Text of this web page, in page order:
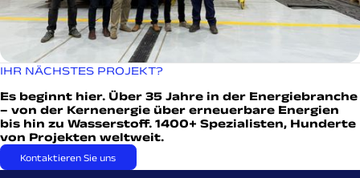
IHR NÄCHSTES PROJEKT?
Es beginnt hier. Über 35 Jahre in der Energiebranche
– von der Kernenergie über erneuerbare Energien
bis hin zu Wasserstoff. 1400+ Spezialisten, Hunderte
von Projekten weltweit.
Kontaktieren Sie uns